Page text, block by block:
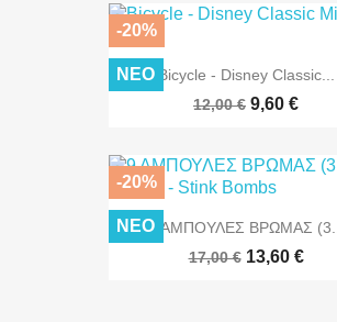
Bicycle - Disney Classic...
12,00 € 9,60 €
-20%
ΝΈΟ
9 ΑΜΠΟΥΛΕΣ ΒΡΩΜΑΣ (3...
17,00 € 13,60 €
-20%
ΝΈΟ